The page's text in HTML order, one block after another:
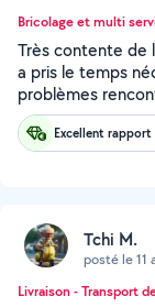
Bricolage et multi
Très contente de
a pris le temps
problèmes
Excellent
Tchi M.
posté le 11
Livraison - Transport